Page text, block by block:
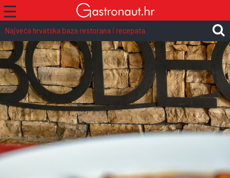
☰
Najveća hrvatska baza restorana i recepata